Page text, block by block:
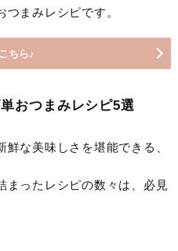
まみレシピです。
ちら♪
おつまみレシピ5選
な美味しさを堪能できる、
まったレシピの数々は、必見